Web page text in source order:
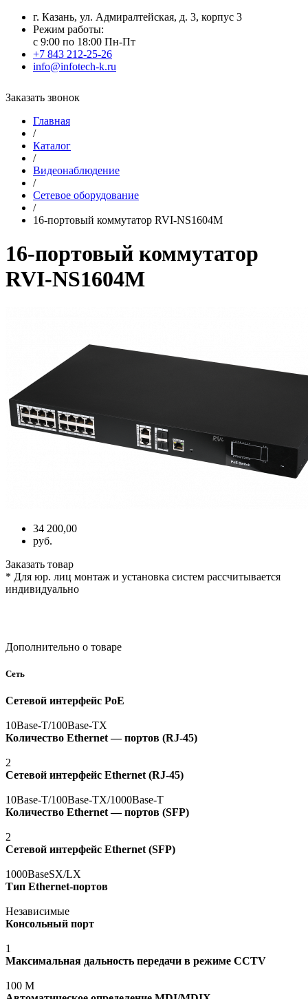
г. Казань, ул. Адмиралтейская, д. 3, корпус 3
Режим работы:
с 9:00 по 18:00 Пн-Пт
+7 843 212-25-26
info@infotech-k.ru
Заказать звонок
Главная
/
Каталог
/
Видеонаблюдение
/
Сетевое оборудование
/
16-портовый коммутатор RVI-NS1604M
16-портовый коммутатор
RVI-NS1604M
34 200,00
руб.
Заказать товар
* Для юр. лиц монтаж и установка систем рассчитывается
индивидуально
Дополнительно о товаре
Сеть
Сетевой интерфейс PoE
10Base-T/100Base-TX
Количество Ethernet — портов (RJ-45)
2
Сетевой интерфейс Ethernet (RJ-45)
10Base-T/100Base-TX/1000Base-T
Количество Ethernet — портов (SFP)
2
Сетевой интерфейс Ethernet (SFP)
1000BaseSX/LX
Тип Ethernet-портов
Независимые
Консольный порт
1
Максимальная дальность передачи в режиме CCTV
100 М